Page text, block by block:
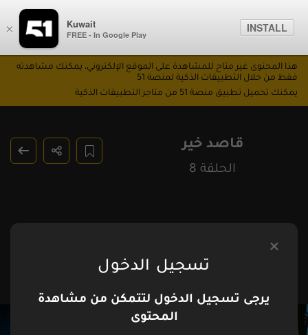
× Kuwait
FREE - In Google Play
INSTALL
قاصد خير
الحلقة 8
هذا المحتوى غير متاح للمشاهدة على الموقع الإلكتروني، يمكنك مشاهدته
فقط من خلال التطبيقات الذكية لمنصة 51
يمكنك تحميل تطبيق منصة 51 من متاجر التطبيقات الذكية
تسجيل الدخول
يرجى تسجيل الدخول لتتمكن من مشاهدة
المحتوى